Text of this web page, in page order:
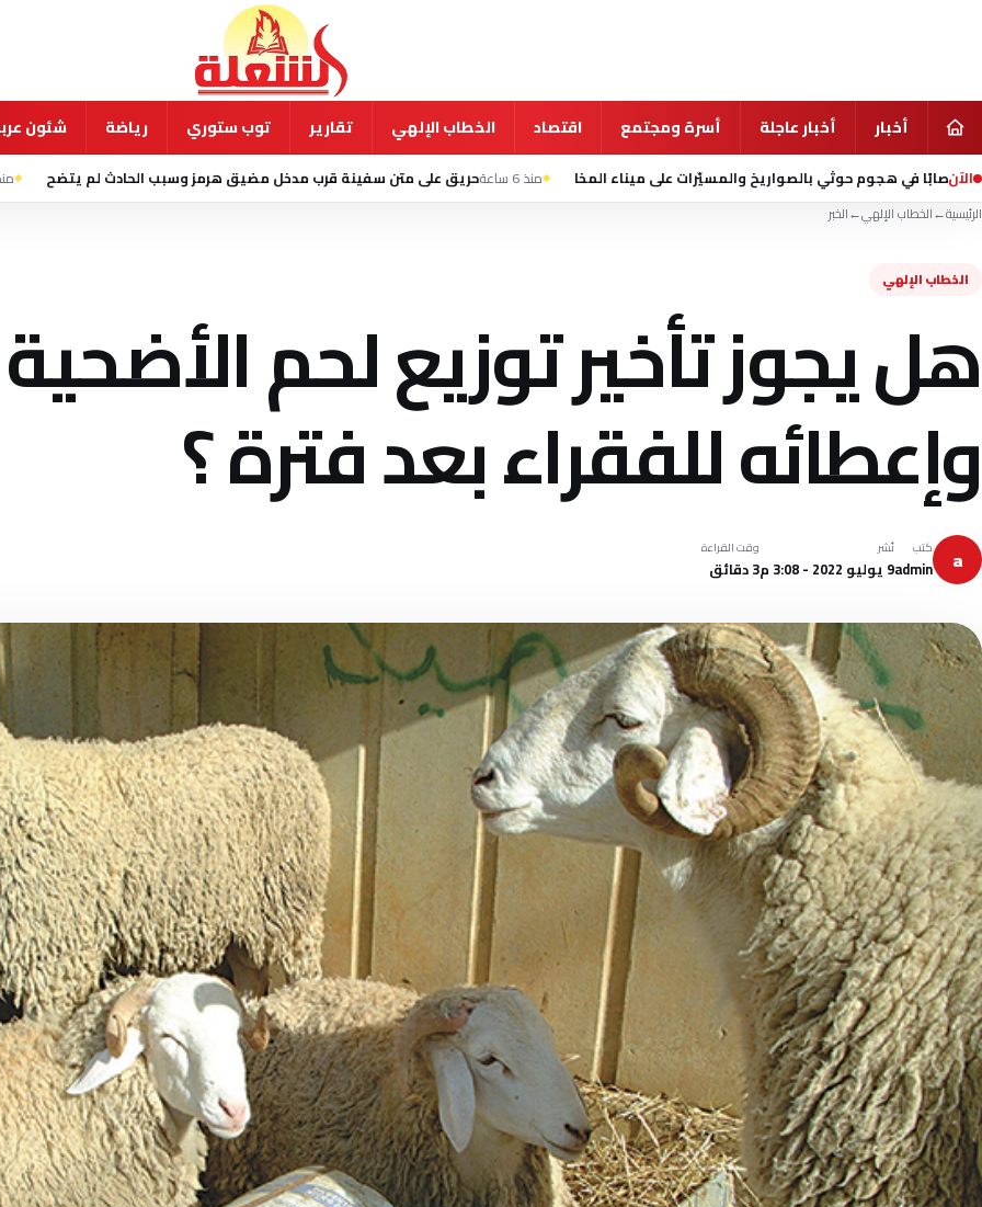
أخبار أخبار عاجلة أسرة ومجتمع اقتصاد الخطاب الإلهي تقارير توب ستوري رياضة شئون
الآن منذ 6 ساعة حريق على متن سفينة قرب مدخل مضيق هرمز وسبب الحادث لم يتضح منذ 7 ساعة إعصار
الرئيسية←الخطاب الإلهي←الخبر
الخطاب الإلهي
هل يجوز تأخير توزيع لحم الأضحية
وإعطائه للفقراء بعد فترة ؟
a كتب
admin
نُشر
9 يوليو 2022 - 3:08 م
وقت القراءة
3 دقائق